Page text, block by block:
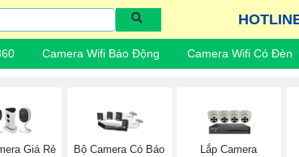
Camera Wifi Báo Động Camera Wifi Có Đèn
Giá Rẻ
Bộ Camera Có Báo
Lắp Camera